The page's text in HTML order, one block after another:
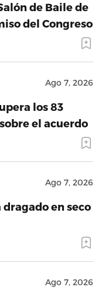
de Baile de
del Congreso
Ago 7, 2026
los 83
el acuerdo
Ago 7, 2026
en seco
Ago 7, 2026